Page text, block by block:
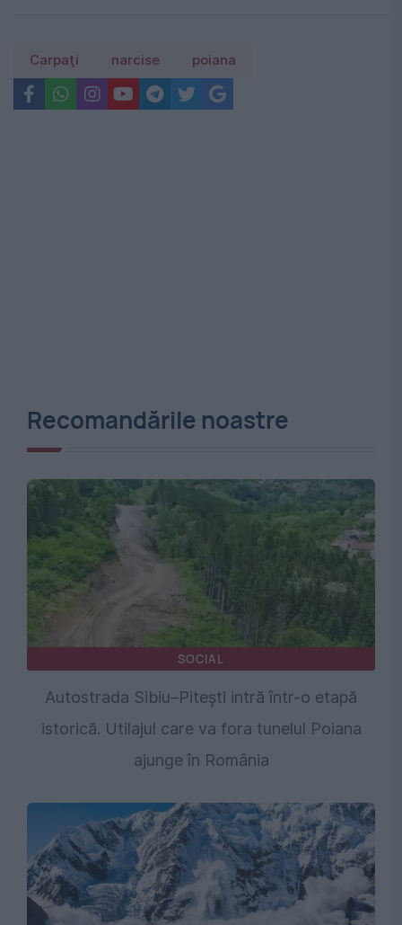
Carpaţi narcise poiana
Recomandările noastre
SOCIAL
Autostrada Sibiu–Pitești intră într-o etapă
istorică. Utilajul care va fora tunelul Poiana
ajunge în România